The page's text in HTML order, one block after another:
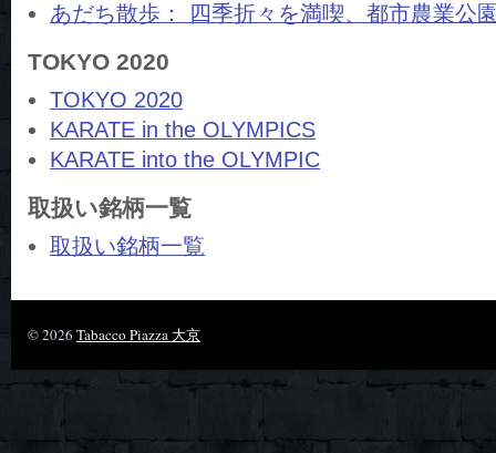
あだち散歩： 四季折々を満喫、都市農業公
TOKYO 2020
TOKYO 2020
KARATE in the OLYMPICS
KARATE into the OLYMPIC
取扱い銘柄一覧
取扱い銘柄一覧
© 2026 Tabacco Piazza 大京